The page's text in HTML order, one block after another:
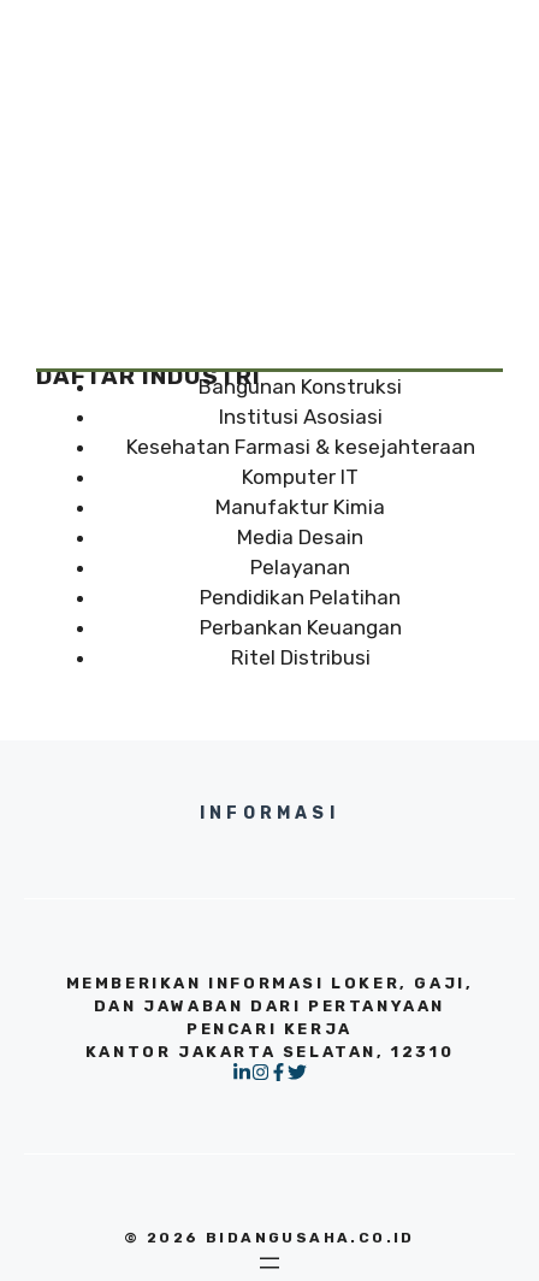
DAFTAR INDUSTRIBangunan Konstruksi
Institusi Asosiasi
Kesehatan Farmasi & kesejahteraan
Komputer IT
Manufaktur Kimia
Media Desain
Pelayanan
Pendidikan Pelatihan
Perbankan Keuangan
Ritel Distribusi
INFORMASI
MEMBERIKAN INFORMASI LOKER, GAJI,
DAN JAWABAN DARI PERTANYAAN
PENCARI KERJA
KANTOR JAKARTA SELATAN, 12310
© 2026 BIDANGUSAHA.CO.ID